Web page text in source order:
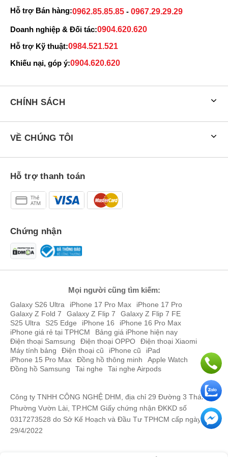
( Thiết kế iPhone 13 năm nay rất đẹp và tinh xảo)
tùy chọn màu sắc tinh tế, gồm: Graphite, Gold, Silver và Sierra
Blue.
Màn hình iPhone 13 Pro mượt mà
độ sáng cao lên đến 1200 nits. Đặc biệt, ở phiên bản iPhone 13
Pro này, Apple đã nâng cấp tần số quét màn hình lên đến 120Hz,
cho thao tác chạm lướt cực kỳ mượt mà.
Màn hình này của iPhone 13 Pro sẽ mang đến cho bạn trải nghiệm
hình ảnh siêu nét, chân thực đến từng chi tiết.
Hỗ trợ Bán hàng:0962.85.85.85 - 0967.29.29.29
Doanh nghiệp & Đối tác:0904.620.620
Hỗ trợ Kỹ thuật:0984.521.521
Khiếu nại, góp ý:0904.620.620
CHÍNH SÁCH
VỀ CHÚNG TÔI
Hỗ trợ thanh toán
Chứng nhận
Mọi người cũng tìm kiếm:
Galaxy S26 Ultra iPhone 17 Pro Max
iPhone 17 Pro
Galaxy Z Fold 7
Galaxy Z Flip 7
Galaxy Z Flip 7 FE
S25 Ultra
S25 Edge iPhone 16
iPhone 16 Pro Max
iPhone giá rẻ tại TPHCM
Bảng giá iPhone hiện nay
Điện thoại Samsung
Điện thoại OPPO
Điện thoại Xiaomi
Máy tính bảng
Điện thoại cũ iPhone cũ
iPad
iPhone 15 Pro Max
Đồng hồ thông minh
Apple Watch
Đồng hồ Samsung
Tai nghe Tai nghe Airpods
Công ty TNHH CÔNG NGHỆ DHM, địa chỉ 29 Đường 3 Tháng 2,
Phường Vườn Lài, TP.HCM Giấy chứng nhận ĐKKD số
0317273528 do Sở Kế Hoạch và Đầu Tư TPHCM cấp ngày
29/4/2022